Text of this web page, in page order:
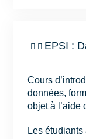
EPSI :
Cours
données,
objet à l’aide
Les